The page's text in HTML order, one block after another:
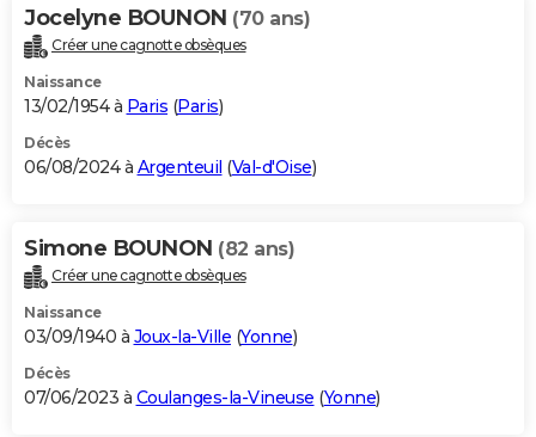
Jocelyne BOUNON (70 ans)
Créer une cagnotte obsèques
Naissance
13/02/1954 à Paris (Paris)
Décès
06/08/2024 à Argenteuil (Val-d'Oise)
Simone BOUNON (82 ans)
Créer une cagnotte obsèques
Naissance
03/09/1940 à Joux-la-Ville (Yonne)
Décès
07/06/2023 à Coulanges-la-Vineuse (Yonne)